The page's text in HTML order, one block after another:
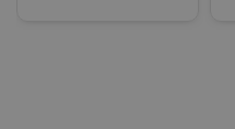
lamp voor jou in LED